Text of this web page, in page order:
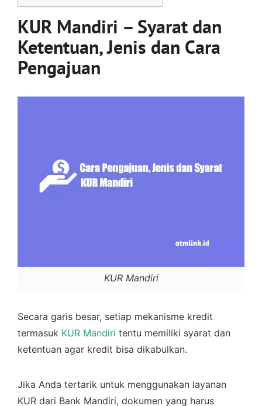
KUR Mandiri – Syarat dan
Ketentuan, Jenis dan Cara
Pengajuan
KUR Mandiri
Secara garis besar, setiap mekanisme kredit
termasuk KUR Mandiri tentu memiliki syarat dan
ketentuan agar kredit bisa dikabulkan.
Jika Anda tertarik untuk menggunakan layanan
KUR dari Bank Mandiri, dokumen yang harus